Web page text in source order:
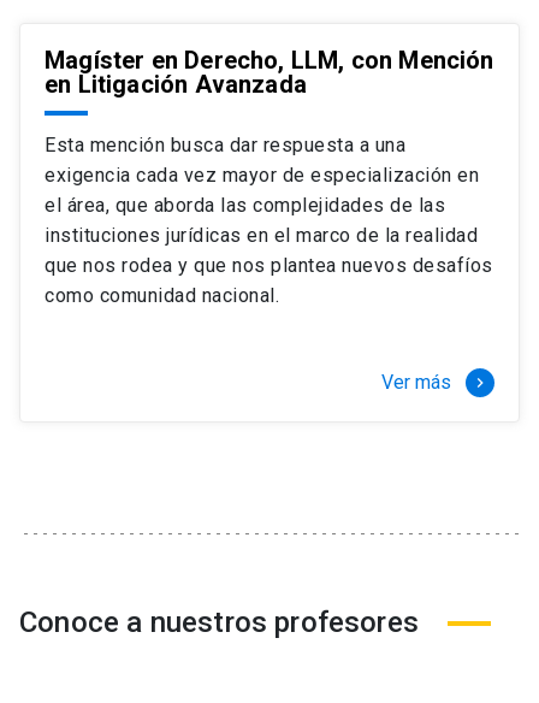
Magíster en Derecho, LLM, con Mención
en Litigación Avanzada
Esta mención busca dar respuesta a una
exigencia cada vez mayor de especialización en
el área, que aborda las complejidades de las
instituciones jurídicas en el marco de la realidad
que nos rodea y que nos plantea nuevos desafíos
como comunidad nacional.
Ver más keyboard_arrow_right
Conoce a nuestros profesores